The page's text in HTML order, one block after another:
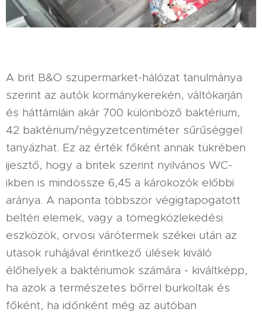
A brit B&O szupermarket-hálózat tanulmánya
szerint az autók kormánykerekén, váltókarján
és háttámláin akár 700 különböző baktérium,
42 baktérium/négyzetcentiméter sűrűséggel
tanyázhat. Ez az érték főként annak tükrében
ijesztő, hogy a britek szerint nyilvános WC-
ikben is mindössze 6,45 a károkozók előbbi
aránya. A naponta többször végigtapogatott
beltéri elemek, vagy a tömegközlekedési
eszközök, orvosi várótermek székei után az
utasok ruhájával érintkező ülések kiváló
élőhelyek a baktériumok számára - kiváltképp,
ha azok a természetes bőrrel burkoltak és
főként, ha időnként még az autóban